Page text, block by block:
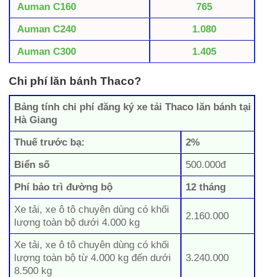
Auman C160
765
Auman C240
1.080
Auman C300
1.405
Chi phí lăn bánh Thaco?
Bảng tính chi phí đăng ký xe tải Thaco lăn bánh tại
Hà Giang
Thuế trước bạ:
2%
Biển số
500.000đ
Phí bảo trì đường bộ
12 tháng
Xe tải, xe ô tô chuyên dùng có khối
lượng toàn bộ dưới 4.000 kg
2.160.000
Xe tải, xe ô tô chuyên dùng có khối
lượng toàn bộ từ 4.000 kg đến dưới
8.500 kg
3.240.000